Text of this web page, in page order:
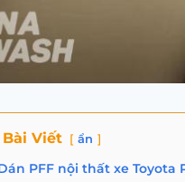
Viết ẩn
PFF nội thất xe Toyota